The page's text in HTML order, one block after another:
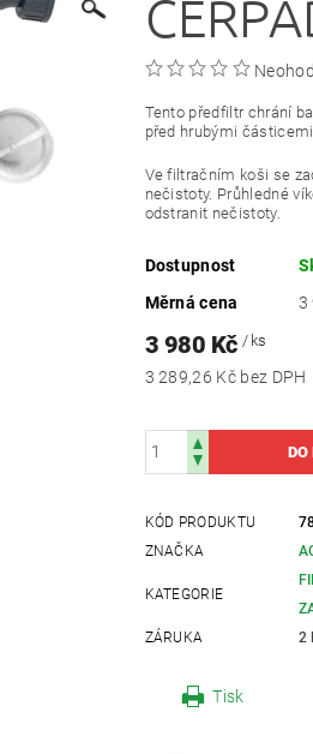
Tento předfiltr chrání
před hrubými
Ve filtračním koši se
nečistoty. Průhledné
odstranit nečistoty.
Dostupnost
Měrná cena
3
3 980 Kč/ ks
3 289,26 Kč bez DPH
KÓD PRODUKTU
ZNAČKA
KATEGORIE
ZÁRUKA
2
Tisk